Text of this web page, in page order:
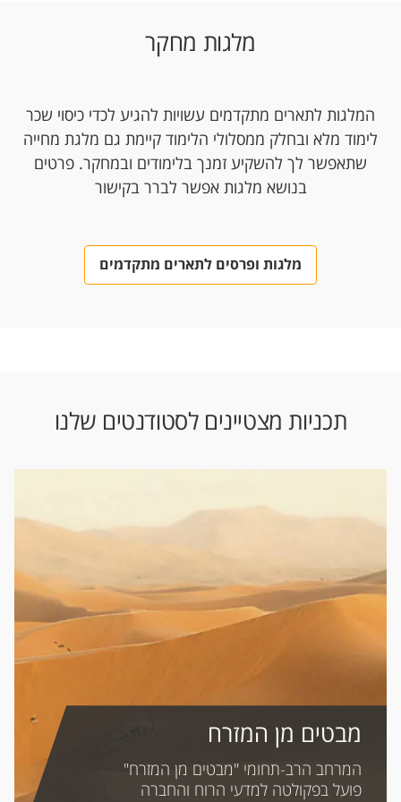
מלגות מחקר
המלגות לתארים מתקדמים עשויות להגיע לכדי כיסוי שכר
לימוד מלא ובחלק ממסלולי הלימוד קיימת גם מלגת מחייה
שתאפשר לך להשקיע זמנך בלימודים ובמחקר. פרטים
בנושא מלגות אפשר לברר בקישור
מלגות ופרסים לתארים מתקדמים
תכניות מצטיינים לסטודנטים שלנו
מבטים מן המזרח
המרחב הרב-תחומי "מבטים מן המזרח"
פועל בפקולטה למדעי הרוח והחברה